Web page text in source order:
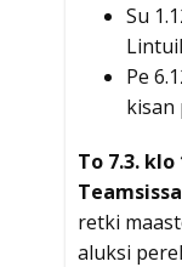
Su
Pe
kisan
To 7.3.
Teamsissa
retki
aluksi